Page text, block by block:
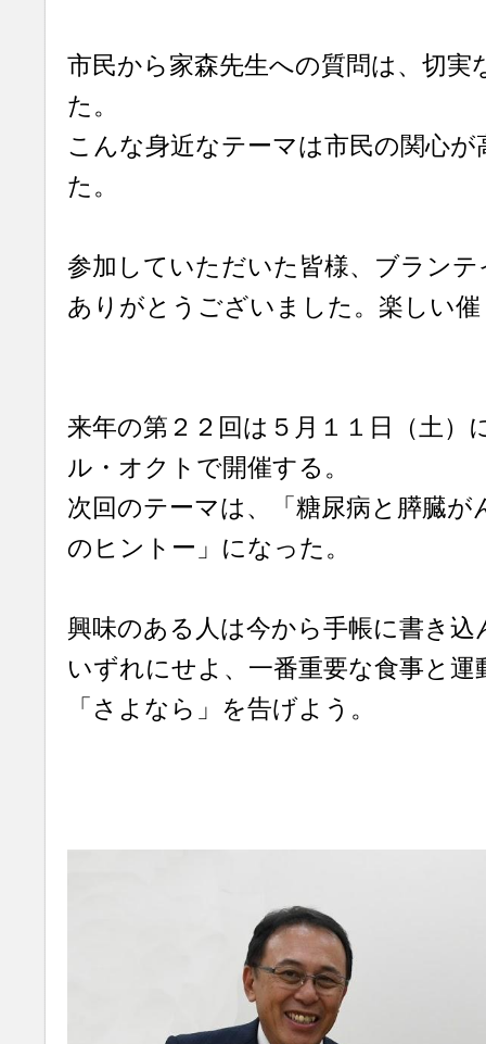
市民から家森先生への質問は、切実
た。
こんな身近なテーマは市民の関心
た。
参加していただいた皆様、ブラン
ありがとうございました。楽しい
来年の第２２回は５月１１日（土）
ル・オクトで開催する。
次回のテーマは、「糖尿病と膵臓
のヒントー」になった。
興味のある人は今から手帳に書き
いずれにせよ、一番重要な食事と運
「さよなら」を告げよう。